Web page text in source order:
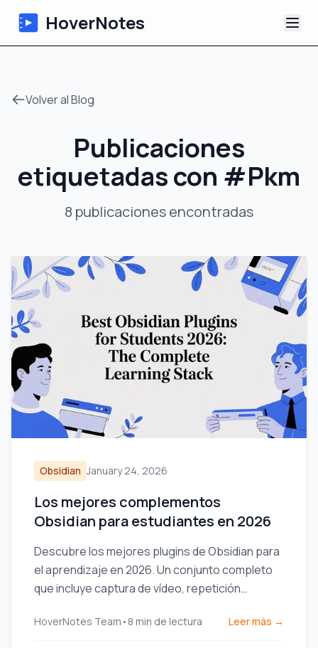
HoverNotes
Notas de Video con IA
Tutoriales
Volver al Blog
Publicaciones
etiquetadas con #Pkm
8 publicacionesencontradas
Obsidian January 24, 2026
Los mejores complementos
Obsidian para estudiantes en 2026
Descubre los mejores plugins de Obsidian para
el aprendizaje en 2026. Un conjunto completo
que incluye captura de vídeo, repetición
estudiantes.
HoverNotes Team • 8 min de lectura Leer más →